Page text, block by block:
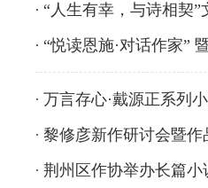
“人生有幸，与诗相契
“悦读恩施·对话作家”
万言存心·戴源正系列
黎修彦新作研讨会暨
荆州区作协举办长篇